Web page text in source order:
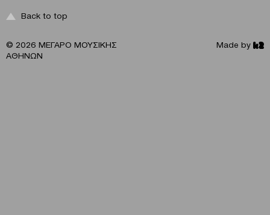
© 2026 ΜΕΓΑΡΟ ΜΟΥΣΙΚΗΣ
ΑΘΗΝΩΝ
Made by
Back to top